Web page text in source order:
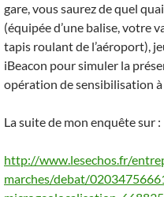
gare, vous saurez de quel
(équipée d’une balise, votre
tapis roulant de l’aéroport),
iBeacon pour simuler la
opération de sensibilisation
La suite de mon enquête sur :
http://www.lesechos.fr/
marches/debat/